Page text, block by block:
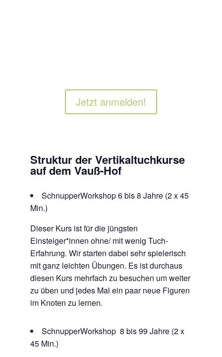
Jetzt anmelden!
Struktur der Vertikaltuchkurse
auf dem Vauß-Hof
SchnupperWorkshop 6 bis 8 Jahre (2 x 45
Min.)
Dieser Kurs ist für die jüngsten
Einsteiger*innen ohne/ mit wenig Tuch-
Erfahrung. Wir starten dabei sehr spielerisch
mit ganz leichten Übungen. Es ist durchaus
diesen Kurs mehrfach zu besuchen um weiter
zu üben und jedes Mal ein paar neue Figuren
im Knoten zu lernen.
SchnupperWorkshop 8 bis 99 Jahre (2 x
45 Min.)